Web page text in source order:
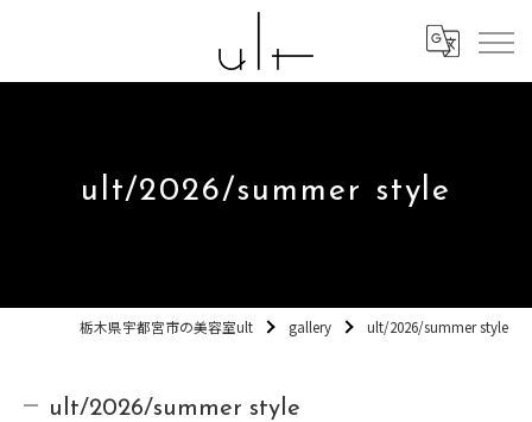
ult/2026/summer style
栃木県宇都宮市の美容室ult gallery ult/2026/summer style
ult/2026/summer style